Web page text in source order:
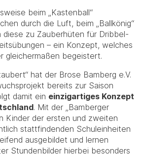
beim „Kastenball“
durch die Luft, beim „Ballkönig“
diese zu Zauberhüten für Dribbel-
– ein Konzept, welches
gleichermaßen begeistert.
hat der Brose Bamberg e.V.
bereits zur Saison
damit ein einzigartiges Konzept
. Mit der „Bamberger
Kinder der ersten und zweiten
stattfindenden Schuleinheiten
ausgebildet und lernen
Stundenbilder hierbei besonders